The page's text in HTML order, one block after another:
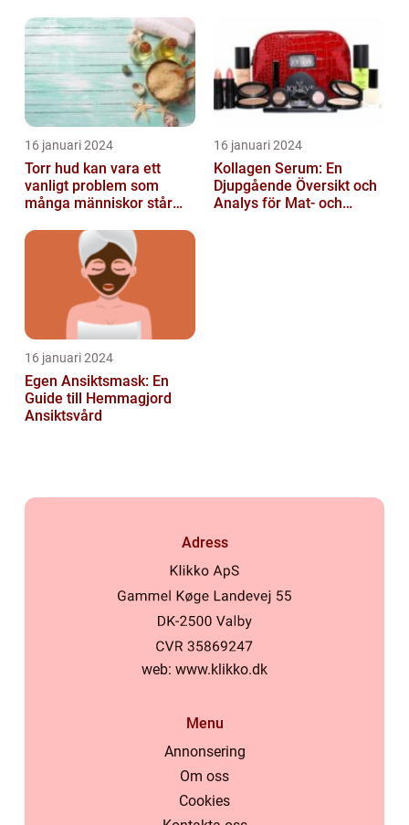
16 januari 2024
Torr hud kan vara ett
vanligt problem som
många människor står
16 januari 2024
Kollagen Serum: En
Djupgående Översikt och
Analys för Mat- och
16 januari 2024
Egen Ansiktsmask: En
Guide till Hemmagjord
Ansiktsvård
Adress
web: www.klikko.dk
Menu
Annonsering
Om oss
Cookies